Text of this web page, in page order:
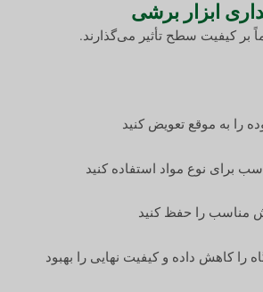
ابزار برشی
بر کیفیت سطح تأثیر می‌گذارند.
را به موقع تعویض کنید
برای نوع مواد استفاده کنید
مناسب را حفظ کنید
را کاهش داده و کیفیت نهایی را بهبود